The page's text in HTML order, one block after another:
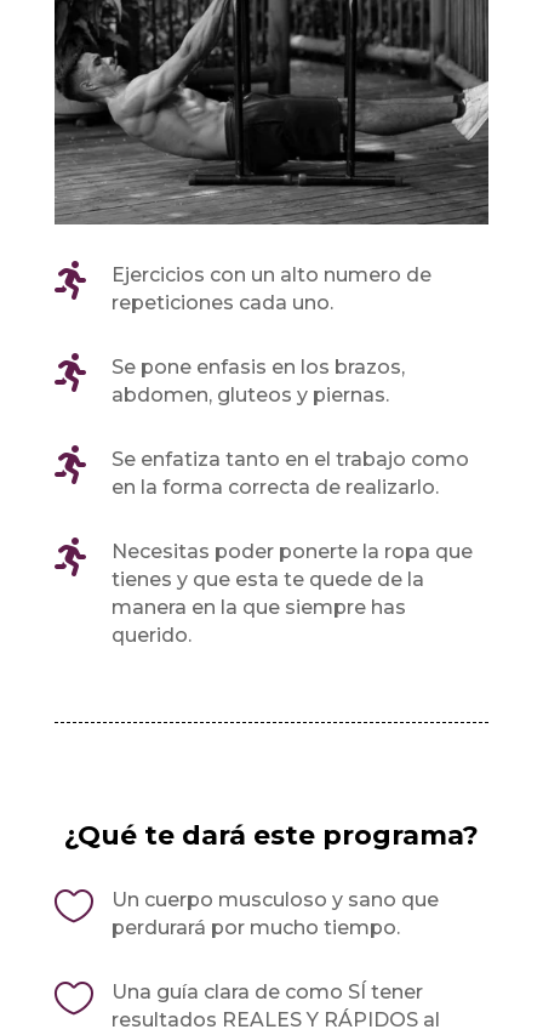

Ejercicios con un alto numero de
repeticiones cada uno.

Se pone enfasis en los brazos,
abdomen, gluteos y piernas.

Se enfatiza tanto en el trabajo como
en la forma correcta de realizarlo.

Necesitas poder ponerte la ropa que
tienes y que esta te quede de la
manera en la que siempre has
querido.
¿Qué te dará este programa?

Un cuerpo musculoso y sano que
perdurará por mucho tiempo.

Una guía clara de como SÍ tener
resultados REALES Y RÁPIDOS al